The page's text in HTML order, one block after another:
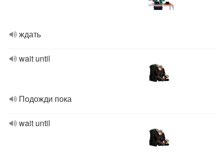
ждать
wait until
Подожди пока
wait until